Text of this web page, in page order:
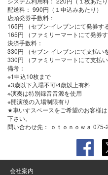
配送料： 990円（１申込みあたり）
店頭発券手数料 ：
165円 （セブン-イレブンにて発券す
165円 （ファミリーマートにて発券
決済手数料 ：
330円 （セブン-イレブンにて支払い
330円 （ファミリーマートにて支払
備考：
※1申込10枚まで
※3歳以下入場不可/4歳以上有料
※演奏は特別録音音源を使用
※開演後の入場制限有り
★車いすスペースをご希望のお客様
下さい。
問い合わせ先：
ｏｔｏｎｏｗａ
会社案内